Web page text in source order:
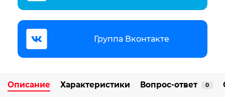
Группа Вконтакте
Описание Характеристики Вопрос-ответ 0